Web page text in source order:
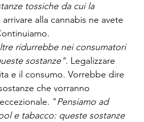
tossiche da cui la
alla cannabis ne avete
ridurrebbe nei consumatori
sostanze". Legalizzare
e il consumo. Vorrebbe dire
che vorranno
"Pensiamo ad
e tabacco: queste sostanze